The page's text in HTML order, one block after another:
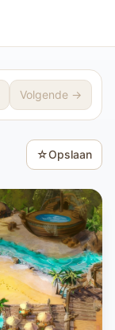
Volgende →
☆Opslaan